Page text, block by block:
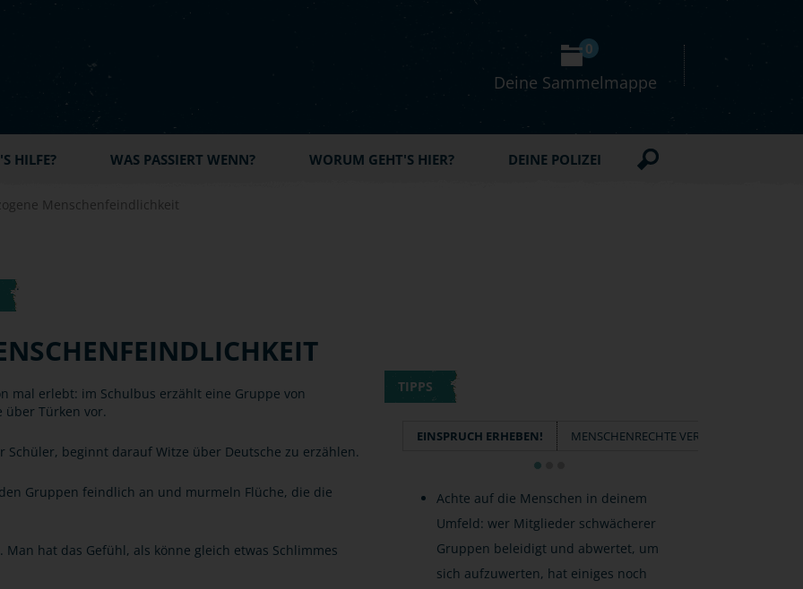
Deine Sammelmappe
0
HILFE? WAS PASSIERT WENN? WORUM GEHT'S HIER? DEINE POLIZEI
Menschenfeindlichkeit
mal erlebt: im Schulbus erzählt eine Gruppe von
über Türken vor.
beginnt darauf Witze über Deutsche zu erzählen.
Gruppen feindlich an und murmeln Flüche, die die
hat das Gefühl, als könne gleich etwas Schlimmes
TIPPS
EINSPRUCH ERHEBEN! MENSCHENRECHTE VERTEIDIGEN!
Achte auf die Menschen in deinem
Umfeld: wer Mitglieder schwächerer
Gruppen beleidigt und abwertet, um
sich aufzuwerten, hat einiges noch